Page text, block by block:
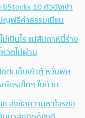
10 ตัวดังเข้า
ฟรีค่าธรรมเนียม
เป็นไร แม้สัปดาห์นี้ร่าง
วตไม่ผ่าน
เก็บเข้าตู้ หวั่นพิษ
คริปโทฯ ในบ้าน
ส่งข้อความหาโจรขอ